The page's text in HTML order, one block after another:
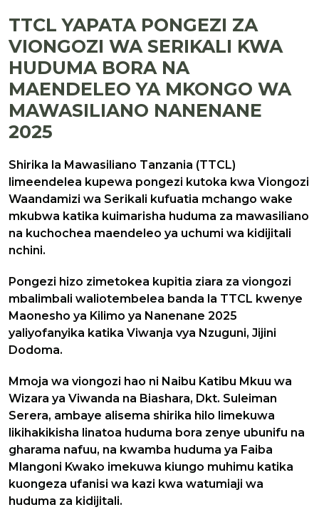
TTCL YAPATA PONGEZI ZA
VIONGOZI WA SERIKALI KWA
HUDUMA BORA NA
MAENDELEO YA MKONGO WA
MAWASILIANO NANENANE
2025
Shirika la Mawasiliano Tanzania (TTCL)
limeendelea kupewa pongezi kutoka kwa Viongozi
Waandamizi wa Serikali kufuatia mchango wake
mkubwa katika kuimarisha huduma za mawasiliano
na kuchochea maendeleo ya uchumi wa kidijitali
nchini.
Pongezi hizo zimetokea kupitia ziara za viongozi
mbalimbali waliotembelea banda la TTCL kwenye
Maonesho ya Kilimo ya Nanenane 2025
yaliyofanyika katika Viwanja vya Nzuguni, Jijini
Dodoma.
Mmoja wa viongozi hao ni Naibu Katibu Mkuu wa
Wizara ya Viwanda na Biashara, Dkt. Suleiman
Serera, ambaye alisema shirika hilo limekuwa
likihakikisha linatoa huduma bora zenye ubunifu na
gharama nafuu, na kwamba huduma ya Faiba
Mlangoni Kwako imekuwa kiungo muhimu katika
kuongeza ufanisi wa kazi kwa watumiaji wa
huduma za kidijitali.